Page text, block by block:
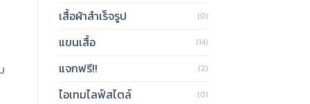
เสื้อผ้าสำเร็จรูป (0)
แขนเสื้อ (14)
แจกฟรี!! (2)
ไอเทมไลฟ์สไตล์ (0)